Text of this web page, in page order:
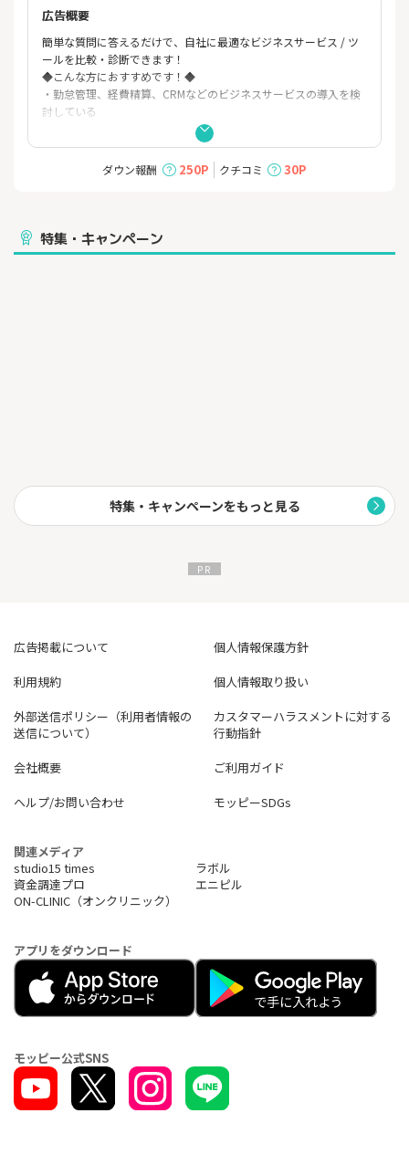
広告概要
簡単な質問に答えるだけで、自社に最適なビジネスサービス / ツ
ールを比較・診断できます！
◆こんな方におすすめです！◆
・勤怠管理、経費精算、CRMなどのビジネスサービスの導入を検
討している
・自社の規模や事業状況に合ったサービスが知りたい
・様々なビジネスサービス・ツールを比較したい
◆ITトレンドの特徴◆
・20種類以上のカテゴリーからあなたの会社に合ったビジネスサ
・勤怠や有給など一人ずつ確認・管理するのが大変…
⇒勤怠管理システムの導入で人的ミスや管理工数を削減、勤怠管
・メール配信システム
・販売管理システム
・eラーニング（法人向けオンライン研修サービス）
・人事評価システム
・コールセンターシステム
・従業員満足度調査（ES調査）ツール
・離職防止ツール
・サーバ運用監視ツール
ダウン報酬 250P クチコミ 30P
特集・キャンペーン
特集・キャンペーンをもっと見る
広告掲載について
個人情報保護方針
利用規約
個人情報取り扱い
外部送信ポリシー（利用者情報の
送信について）
カスタマーハラスメントに対する
行動指針
会社概要
ご利用ガイド
ヘルプ/お問い合わせ
モッピーSDGs
関連メディア
studio15 times
ラボル
資金調達プロ
エニピル
ON-CLINIC（オンクリニック）
アプリをダウンロード
モッピー公式SNS